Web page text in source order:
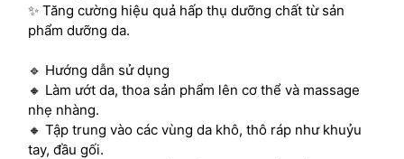
✨ Tăng cường hiệu quả hấp thụ dưỡng chất từ sản
phẩm dưỡng da.
🔹 Hướng dẫn sử dụng
🔸 Làm ướt da, thoa sản phẩm lên cơ thể và massage
nhẹ nhàng.
🔸 Tập trung vào các vùng da khô, thô ráp như khuỷu
tay, đầu gối.